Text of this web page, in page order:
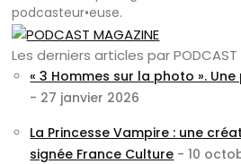
podcasteur•euse.
Les derniers articles par PODCAST
« 3 Hommes sur la photo ».
- 27 janvier 2026
La Princesse Vampire : une
signée France Culture - 10